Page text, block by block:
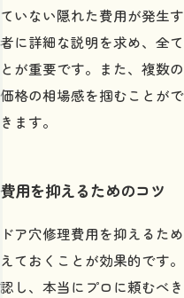
ていない隠れた費用が発生
者に詳細な説明を求め、全
とが重要です。また、複数
価格の相場感を掴むことが
きます。
費用を抑えるためのコツ
ドア穴修理費用を抑えるた
えておくことが効果的です
認し、本当にプロに頼むべ